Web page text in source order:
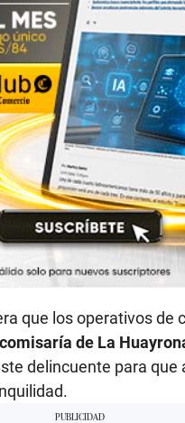
que los operativos de
comisaría de La
delincuente para que